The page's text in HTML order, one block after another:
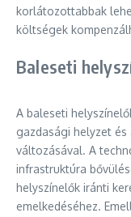
korlátozottabbak
költségek
Baleseti
A baleseti
gazdasági helyzet
változásával. A
infrastruktúra
helyszínelők iránti
emelkedéséhez.